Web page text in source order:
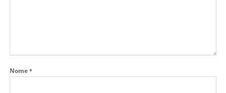
Nome *